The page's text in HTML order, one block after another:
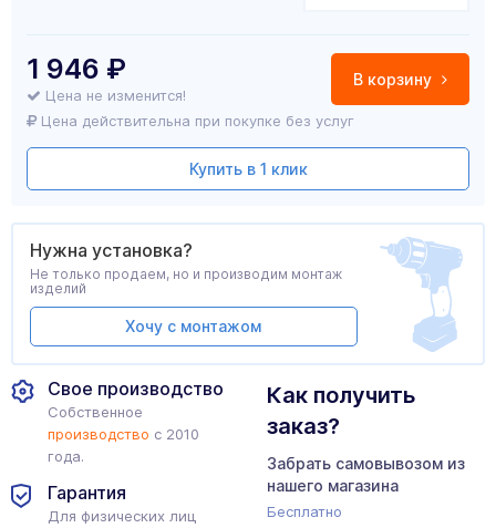
В корзину
1 946 ₽
Цена не изменится!
Цена действительна при покупке без услуг
Купить в 1 клик
Свое производство
Собственное
производство с 2010
года.
Гарантия
Для физических лиц
Как получить
заказ?
Забрать самовывозом из
нашего магазина
Бесплатно
Нужна установка?
Не только продаем, но и производим монтаж
изделий
Хочу с монтажом